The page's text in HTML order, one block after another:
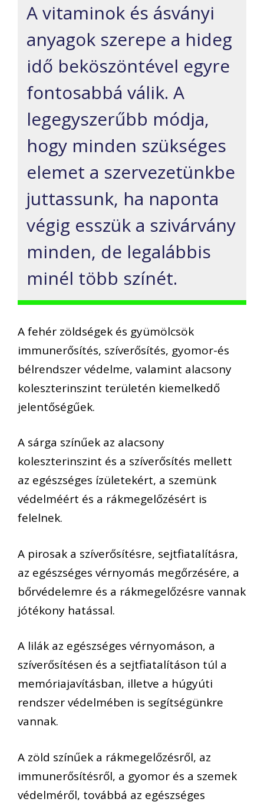
A vitaminok és ásványi
anyagok szerepe a hideg
idő beköszöntével egyre
fontosabbá válik. A
legegyszerűbb módja,
hogy minden szükséges
elemet a szervezetünkbe
juttassunk, ha naponta
végig esszük a szivárvány
minden, de legalábbis
minél több színét.
A fehér zöldségek és gyümölcsök
immunerősítés, szíverősítés, gyomor-és
bélrendszer védelme, valamint alacsony
koleszterinszint területén kiemelkedő
jelentőségűek.
A sárga színűek az alacsony
koleszterinszint és a szíverősítés mellett
az egészséges ízületekért, a szemünk
védelméért és a rákmegelőzésért is
felelnek.
A pirosak a szíverősítésre, sejtfiatalításra,
az egészséges vérnyomás megőrzésére, a
bőrvédelemre és a rákmegelőzésre vannak
jótékony hatással.
A lilák az egészséges vérnyomáson, a
szíverősítésen és a sejtfiatalításon túl a
memóriajavításban, illetve a húgyúti
rendszer védelmében is segítségünkre
vannak.
A zöld színűek a rákmegelőzésről, az
immunerősítésről, a gyomor és a szemek
védelméről, továbbá az egészséges